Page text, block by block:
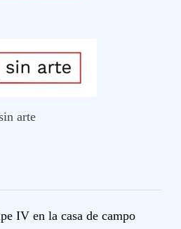
arte
IV en la casa de campo